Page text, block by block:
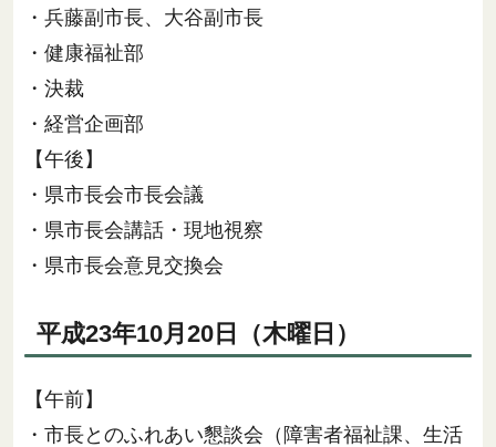
・兵藤副市長、大谷副市長
・健康福祉部
・決裁
・経営企画部
【午後】
・県市長会市長会議
・県市長会講話・現地視察
・県市長会意見交換会
平成23年10月20日（木曜日）
【午前】
・市長とのふれあい懇談会（障害者福祉課、生活